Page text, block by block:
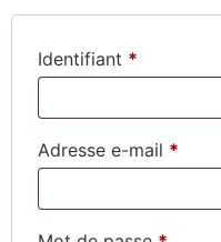
Identifiant *
Adresse e-mail *